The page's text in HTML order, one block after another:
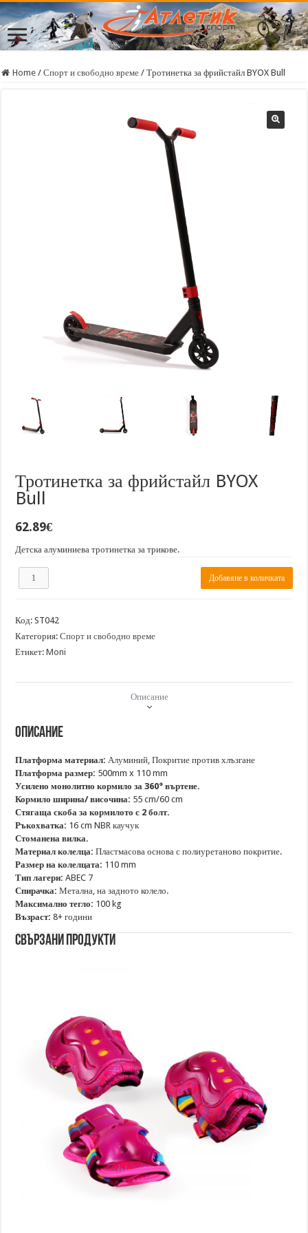
Home / Спорт и свободно време / Тротинетка за фрийстайл BYOX Bull
Тротинетка за фрийстайл BYOX
Bull
62.89€
Детска алуминиева тротинетка за трикове.
количество
фрийстайл
BYOX
Bull
Добавяне в количката
Код:ST042
Категория:Спорт и свободно време
Етикет:Moni
Описание
Описание
Платформа материал: Алуминий, Покритие против хлъзгане
Платформа размер: 500mm x 110 mm
Усилено монолитно кормило за 360° въртене.
Кормило ширина/ височина: 55 cm/60 cm
Стягаща скоба за кормилото с 2 болт.
Ръкохватка: 16 cm NBR каучук
Стоманена вилка.
Материал колелца: Пластмасова основа с полиуретаново покритие.
Размер на колелцата: 110 mm
Тип лагери: ABEC 7
Спирачка: Метална, на задното колело.
Максимално тегло: 100 kg
Възраст: 8+ години
Свързани продукти